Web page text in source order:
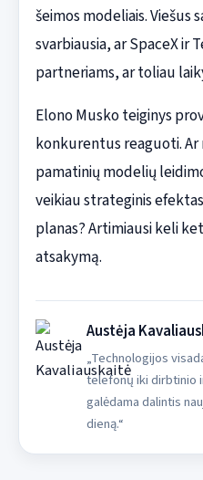
šeimos modeliais. Viešus
svarbiausia, ar SpaceX ir
partneriams, ar toliau
Elono Musko teiginys
konkurentus reaguoti.
pamatinių modelių
veikiau strateginis
planas? Artimiausi keli
atsakymą.
Austėja
„Technologijos
telefonų iki dirbtinio
galėdama dalintis
dieną.“